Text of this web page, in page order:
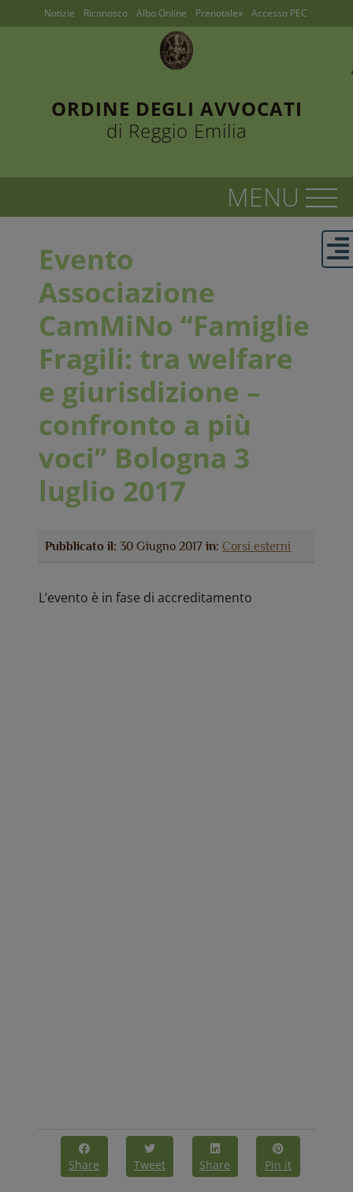
ORDINE DEGLI AVVOCATI
di Reggio Emilia
Notizie Riconosco Albo Online Prenotalex Accesso PEC
Evento
Associazione
CamMiNo “Famiglie
Fragili: tra welfare
e giurisdizione –
confronto a più
voci” Bologna 3
luglio 2017
Pubblicato il: 30 Giugno 2017in: Corsi esterni
L’evento è in fase di accreditamento
Share Tweet Share Pin it